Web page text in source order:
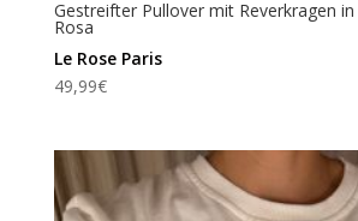
Gestreifter Pullover mit Reverkragen
Rosa
Le Rose Paris
49,99€